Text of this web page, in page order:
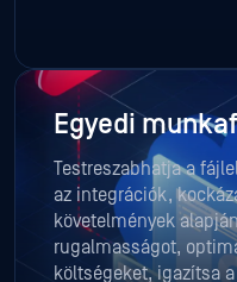
Egyedi
Testreszabhatja a
az integrációk,
követelmények
rugalmasságot,
költségeket, igazítsa